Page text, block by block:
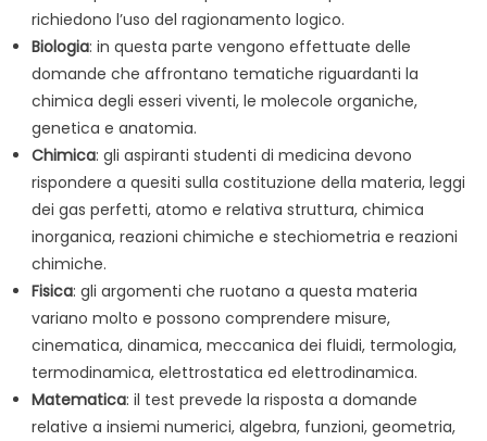
richiedono l’uso del ragionamento logico.
Biologia: in questa parte vengono effettuate delle
domande che affrontano tematiche riguardanti la
chimica degli esseri viventi, le molecole organiche,
genetica e anatomia.
Chimica: gli aspiranti studenti di medicina devono
rispondere a quesiti sulla costituzione della materia, leggi
dei gas perfetti, atomo e relativa struttura, chimica
inorganica, reazioni chimiche e stechiometria e reazioni
chimiche.
Fisica: gli argomenti che ruotano a questa materia
variano molto e possono comprendere misure,
cinematica, dinamica, meccanica dei fluidi, termologia,
termodinamica, elettrostatica ed elettrodinamica.
Matematica: il test prevede la risposta a domande
relative a insiemi numerici, algebra, funzioni, geometria,